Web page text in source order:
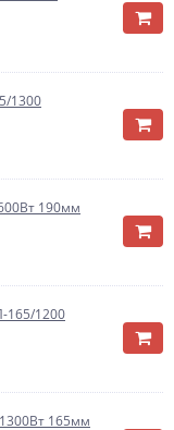
1300
190мм
165/1200
165мм